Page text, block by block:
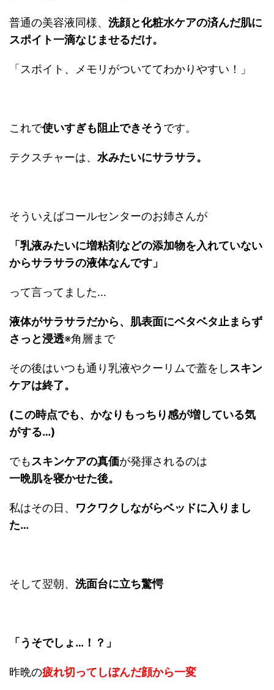
普通の美容液同様、 洗顔と化粧水ケアの済んだ肌に
スポイト一滴なじませるだけ。
「スポイト、メモリがついててわかりやすい！」
これで使いすぎも阻止できそう です。
テクスチャーは、 水みたいにサラサラ。
そういえばコールセンターのお姉さんが
「乳液みたいに増粘剤などの添加物を入れていない
からサラサラの液体なんです」
って言ってました…
液体がサラサラだから、 肌表面にベタベタ止まらず
さっと浸透※角層まで
その後はいつも通り乳液やクーリムで蓋をし スキン
ケアは終了。
(この時点でも、かなりもっちり感が増している気
がする…)
でもスキンケアの真価が発揮されるのは
一晩肌を寝かせた後。
私はその日、 ワクワクしながらベッドに入りまし
た…
そして翌朝、 洗面台に立ち驚愕
「うそでしょ…！？」
昨晩の疲れ切ってしぼんだ顔から一変